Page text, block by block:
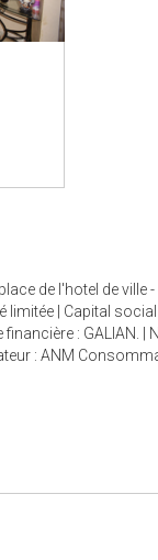
de l'hotel de ville -
| Capital social
: GALIAN.
: ANM